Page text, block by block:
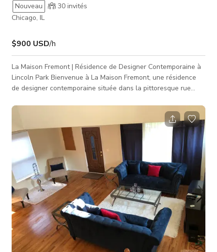
Nouveau 30 invités
Chicago, IL
$900 USD/h
La Maison Fremont | Résidence de Designer Contemporaine à
Lincoln Park Bienvenue à La Maison Fremont, une résidence
de designer contemporaine située dans la pittoresque rue
maison baignée de lumière présente des intérieurs
sophistiqués, un mobilier sur mesure et des espaces
polyvalents idéaux pour les séances photo, les publicités, les
productions cinématographiques et télévisuelles, les
interviews, la création de cont